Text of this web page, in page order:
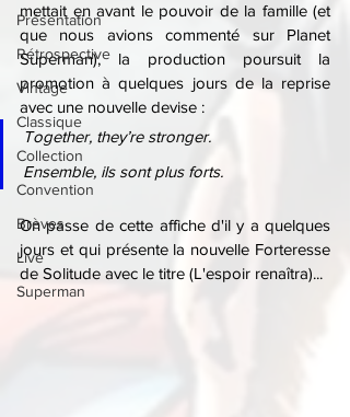
Présentation
Rétrospective
Vintage
Classique
Collection
Convention
Brèves
Live
Superman
mettait en avant le pouvoir de la famille (et
que nous avions commenté sur Planet
Superman), la production poursuit la
promotion à quelques jours de la reprise
avec une nouvelle devise :
Together, they’re stronger.
Ensemble, ils sont plus forts.
On passe de cette affiche d'il y a quelques
jours et qui présente la nouvelle Forteresse
de Solitude avec le titre (L'espoir renaîtra)...